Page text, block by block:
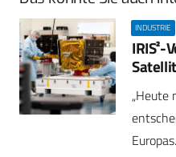
INDUSTRIE
„Heute